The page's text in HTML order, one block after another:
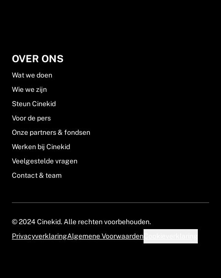
OVER ONS
Wat we doen
Wie we zijn
Steun Cinekid
Voor de pers
Onze partners & fondsen
Werken bij Cinekid
Veelgestelde vragen
Contact & team
© 2024 Cinekid. Alle rechten voorbehouden.
PrivacyverklaringAlgemene Voorwaarden